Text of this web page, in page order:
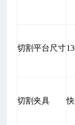
切割平台尺寸
切割夹具